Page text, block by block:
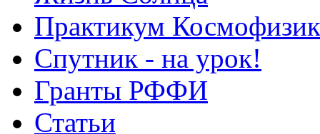
Практикум
Спутник - на урок!
Гранты РФФИ
Статьи